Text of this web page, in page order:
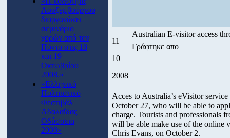
Λουξεμβούργου
διοργανώνει
σεμινάριο
χορών από τον
Πόντο στις 18
και 19
Οκτωβρίου
2008.»
«Ελληνικό
Πολιτιστικό
Φεστιβάλ
Αδαλαΐδας
Οδύσσεια
2008»
11
10
2008
Australian E-visitor access
Γράφτηκε απο
Acces to Australia’s eVisitor
October 27, who will be able to
charge. Tourists and professionals
will be able make use of the online
Chris Evans, on October 2.